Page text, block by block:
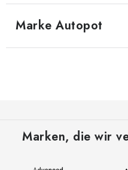
Marke Autopot
Marken, die wir